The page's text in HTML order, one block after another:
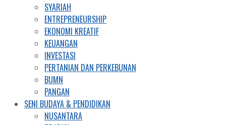
SYARIAH
ENTREPRENEURSHIP
EKONOMI KREATIF
KEUANGAN
INVESTASI
PERTANIAN DAN PERKEBUNAN
BUMN
PANGAN
SENI BUDAYA & PENDIDIKAN
NUSANTARA